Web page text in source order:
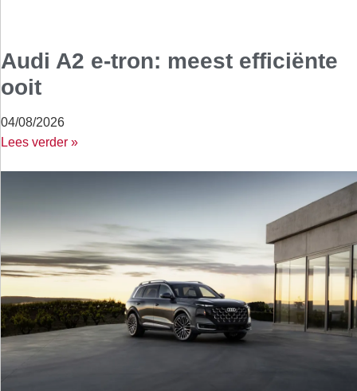
Audi A2 e-tron: meest efficiënte
ooit
04/08/2026
Lees verder »